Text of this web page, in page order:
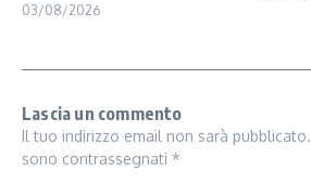
03/08/2026
Lascia un commento
Il tuo indirizzo email non sarà pubblicato.
sono contrassegnati *